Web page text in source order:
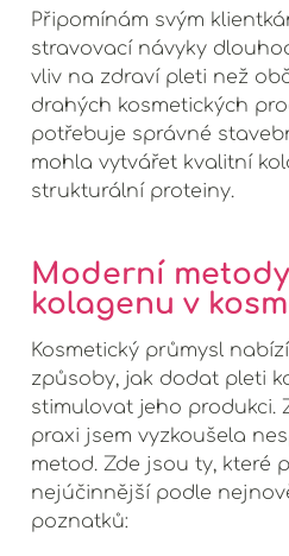
Připomínám svým
stravovací návyky
vliv na zdraví pleti než
drahých kosmetických
potřebuje správné
mohla vytvářet kvalitní
strukturální proteiny.
Moderní
kolagenu v
Kosmetický průmysl
způsoby, jak dodat pleti
stimulovat jeho produkci.
praxi jsem vyzkoušela
metod. Zde jsou ty, které
nejúčinnější podle
poznatků: